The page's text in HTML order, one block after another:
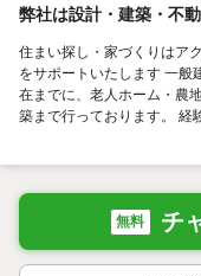
弊社は設計・建築・不
住まい探し・家づくりはア
をサポートいたします 一般
在までに、老人ホーム・農
築まで行っております。 経
無料 チ